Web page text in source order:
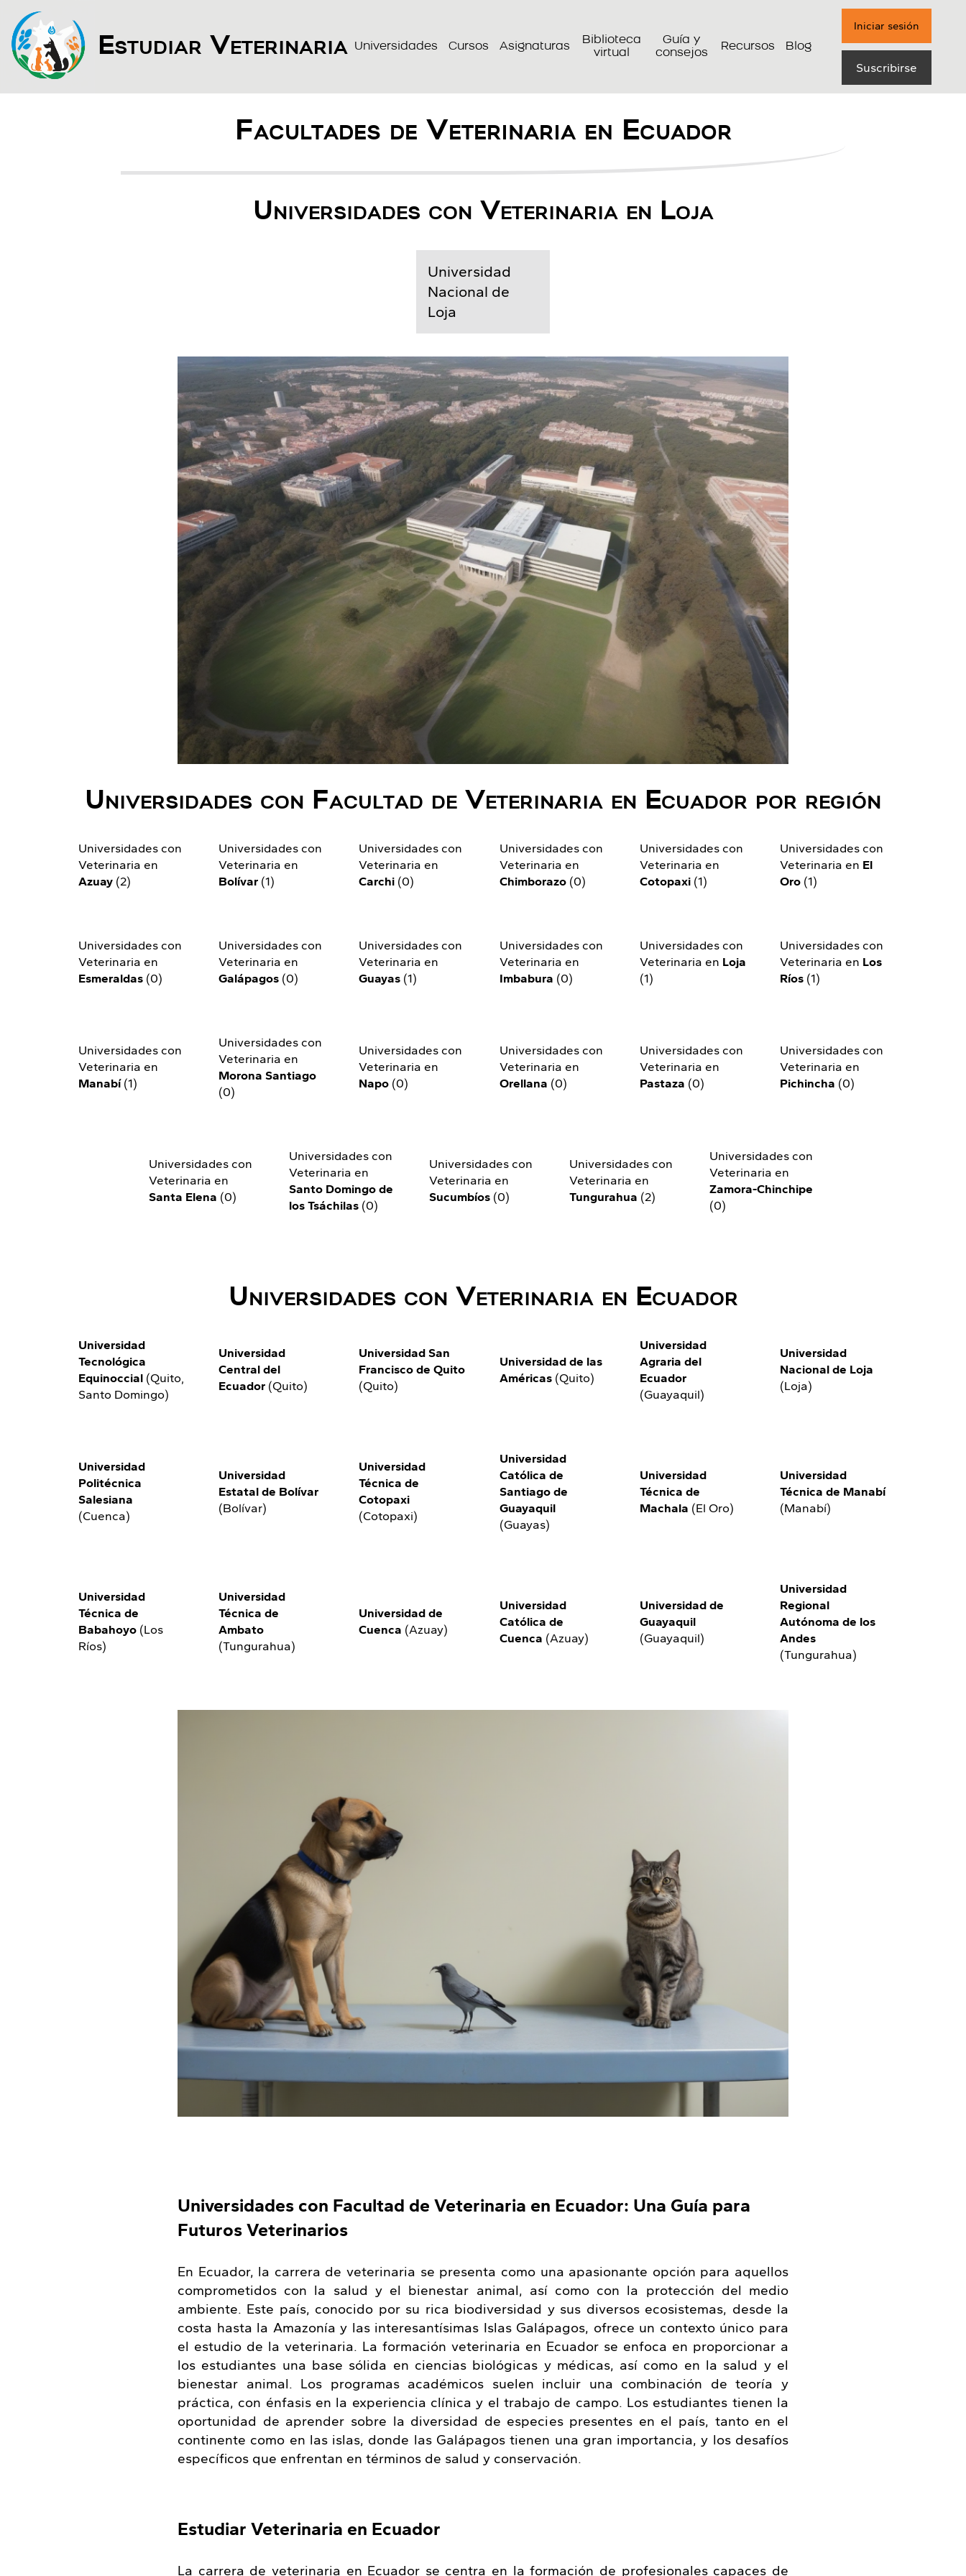
Estudiar Veterinaria Universidades Cursos Asignaturas
Biblioteca
virtual
Guía y
consejos
Recursos Blog
Iniciar sesión
Suscribirse
Facultades de Veterinaria en Ecuador
Universidades con Veterinaria en Loja
Universidad
Nacional de
Loja
Universidades con Facultad de Veterinaria en Ecuador por región
Universidades con
Veterinaria en
Azuay (2)
Universidades con
Veterinaria en
Bolívar (1)
Universidades con
Veterinaria en
Carchi (0)
Universidades con
Veterinaria en
Chimborazo(0)
Universidades con
Veterinaria en
Cotopaxi(1)
Universidades con
Veterinaria en El
Oro(1)
Universidades con
Veterinaria en
Esmeraldas (0)
Universidades con
Veterinaria en
Galápagos (0)
Universidades con
Veterinaria en
Guayas (1)
Universidades con
Veterinaria en
Imbabura (0)
Universidades con
Veterinaria en Loja
(1)
Universidades con
Veterinaria en Los
Ríos(1)
Universidades con
Veterinaria en
Manabí(1)
Universidades con
Veterinaria en
Morona Santiago
(0)
Universidades con
Veterinaria en
Napo (0)
Universidades con
Veterinaria en
Orellana (0)
Universidades con
Veterinaria en
Pastaza (0)
Universidades con
Veterinaria en
Pichincha (0)
Universidades con
Veterinaria en
Santa Elena (0)
Universidades con
Veterinaria en
Santo Domingo de
los Tsáchilas(0)
Universidades con
Veterinaria en
Sucumbíos (0)
Universidades con
Veterinaria en
Tungurahua (2)
Universidades con
Veterinaria en
Zamora-Chinchipe
(0)
Universidades con Veterinaria en Ecuador
Universidad
Tecnológica
Equinoccial (Quito,
Santo Domingo)
Universidad
Central del
Ecuador (Quito)
Universidad San
Francisco de Quito
(Quito)
Universidad de las
Américas(Quito)
Universidad
Agraria del
Ecuador
(Guayaquil)
Universidad
Nacional de Loja
(Loja)
Universidad
Politécnica
Salesiana
(Cuenca)
Universidad
Estatal de Bolívar
(Bolívar)
Universidad
Técnica de
Cotopaxi
(Cotopaxi)
Universidad
Católica de
Santiago de
Guayaquil
(Guayas)
Universidad
Técnica de
Machala (El Oro)
Universidad
Técnica de Manabí
(Manabí)
Universidad
Técnica de
Babahoyo (Los
Ríos)
Universidad
Técnica de
Ambato
(Tungurahua)
Universidad de
Cuenca (Azuay)
Universidad
Católica de
Cuenca (Azuay)
Universidad de
Guayaquil
(Guayaquil)
Universidad
Regional
Autónoma de los
Andes
(Tungurahua)
Universidades con Facultad de Veterinaria en Ecuador: Una Guía para
Futuros Veterinarios
En Ecuador, la carrera de veterinaria se presenta como una apasionante opción para aquellos
comprometidos con la salud y el bienestar animal, así como con la protección del medio
ambiente. Este país, conocido por su rica biodiversidad y sus diversos ecosistemas, desde la
costa hasta la Amazonía y las interesantísimas Islas Galápagos, ofrece un contexto único para
el estudio de la veterinaria. La formación veterinaria en Ecuador se enfoca en proporcionar a
los estudiantes una base sólida en ciencias biológicas y médicas, así como en la salud y el
bienestar animal. Los programas académicos suelen incluir una combinación de teoría y
práctica, con énfasis en la experiencia clínica y el trabajo de campo. Los estudiantes tienen la
oportunidad de aprender sobre la diversidad de especies presentes en el país, tanto en el
continente como en las islas, donde las Galápagos tienen una gran importancia, y los desafíos
específicos que enfrentan en términos de salud y conservación.
Estudiar Veterinaria en Ecuador
La carrera de veterinaria en Ecuador se centra en la formación de profesionales capaces de